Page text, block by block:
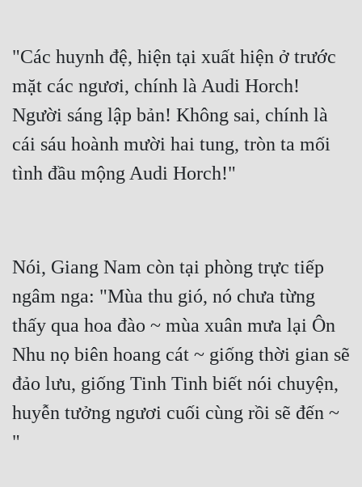
"Các huynh đệ, hiện tại xuất hiện ở trước
mặt các ngươi, chính là Audi Horch!
Người sáng lập bản! Không sai, chính là
cái sáu hoành mười hai tung, tròn ta mối
tình đầu mộng Audi Horch!"
Nói, Giang Nam còn tại phòng trực tiếp
ngâm nga: "Mùa thu gió, nó chưa từng
thấy qua hoa đào ~ mùa xuân mưa lại Ôn
Nhu nọ biên hoang cát ~ giống thời gian sẽ
đảo lưu, giống Tinh Tinh biết nói chuyện,
huyễn tưởng ngươi cuối cùng rồi sẽ đến ~
"